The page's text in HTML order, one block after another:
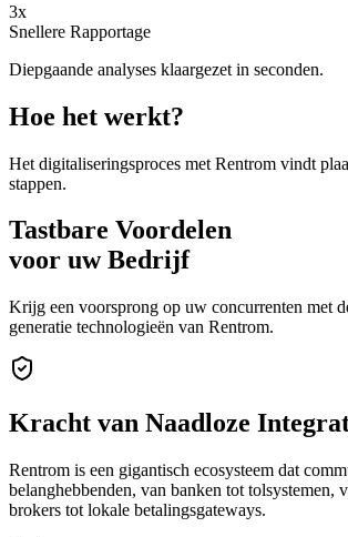
3x
Snellere Rapportage
Diepgaande analyses klaargezet in seconden.
Hoe het werkt?
Het digitaliseringsproces met Rentrom vindt
stappen.
Tastbare Voordelen
voor uw Bedrijf
Krijg een voorsprong op uw concurrenten met
generatie technologieën van Rentrom.
Kracht van Naadloze
Rentrom is een gigantisch ecosysteem dat
belanghebbenden, van banken tot tolsystemen,
brokers tot lokale betalingsgateways.